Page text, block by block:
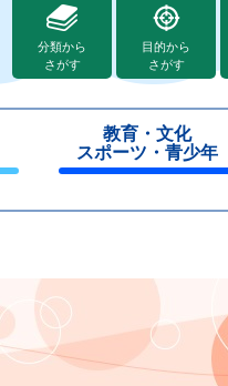
分類から
さがす
目的から
さがす
教育・文化
スポーツ・青少年
じ